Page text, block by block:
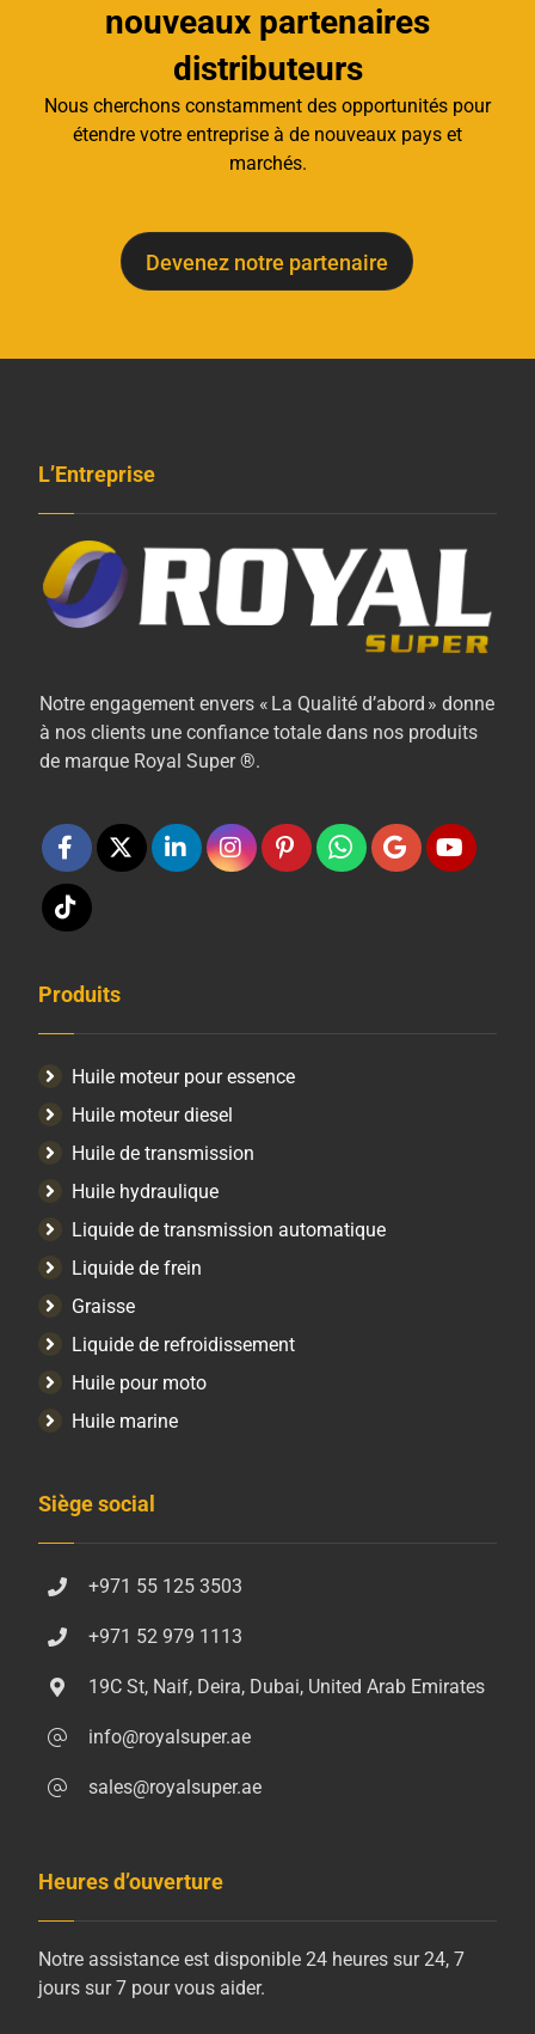
nouveaux partenaires
distributeurs
Nous cherchons constamment des opportunités pour
étendre votre entreprise à de nouveaux pays et
marchés.
Devenez notre partenaire
L’Entreprise
Notre engagement envers « La Qualité d’abord » donne
à nos clients une confiance totale dans nos produits
de marque Royal Super ®.
Produits
Huile moteur pour essence
Huile moteur diesel
Huile de transmission
Huile hydraulique
Liquide de transmission automatique
Liquide de frein
Graisse
Liquide de refroidissement
Huile pour moto
Huile marine
Siège social
+971 55 125 3503
+971 52 979 1113
19C St, Naif, Deira, Dubai, United Arab Emirates
info@royalsuper.ae
sales@royalsuper.ae
Heures d’ouverture
Notre assistance est disponible 24 heures sur 24, 7
jours sur 7 pour vous aider.